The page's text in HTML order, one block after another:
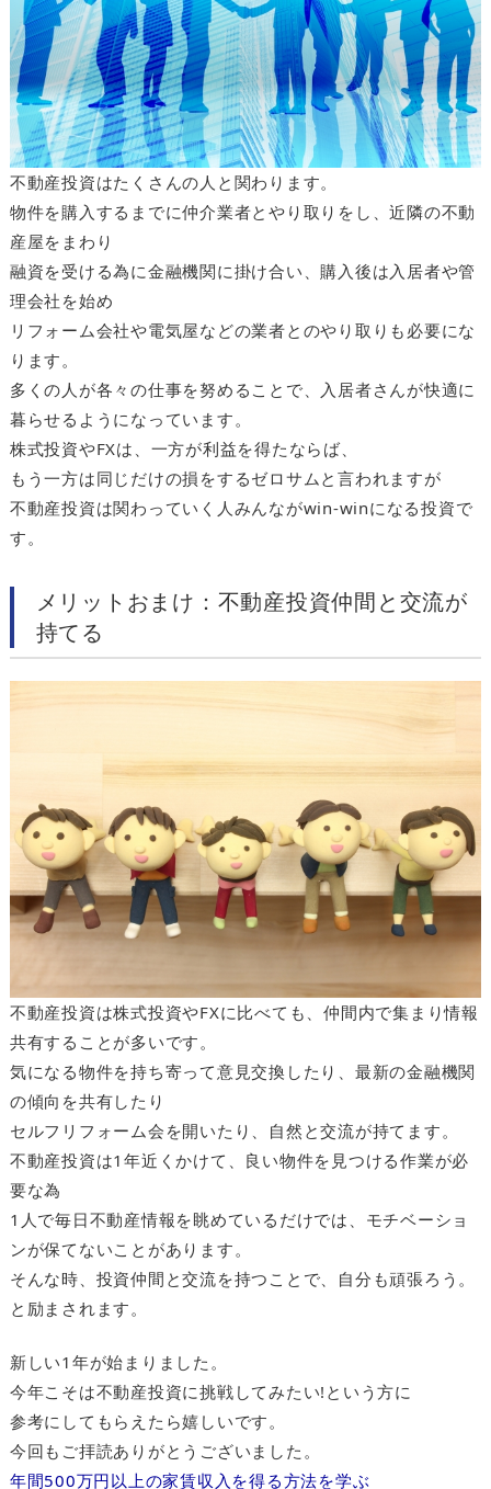
不動産投資はたくさんの人と関わります。
物件を購入するまでに仲介業者とやり取りをし、近隣の不動
産屋をまわり
融資を受ける為に金融機関に掛け合い、購入後は入居者や管
理会社を始め
リフォーム会社や電気屋などの業者とのやり取りも必要にな
ります。
多くの人が各々の仕事を努めることで、入居者さんが快適に
暮らせるようになっています。
株式投資やFXは、一方が利益を得たならば、
もう一方は同じだけの損をするゼロサムと言われますが
不動産投資は関わっていく人みんながwin-winになる投資で
す。
メリットおまけ：不動産投資仲間と交流が
持てる
不動産投資は株式投資やFXに比べても、仲間内で集まり情報
共有することが多いです。
気になる物件を持ち寄って意見交換したり、最新の金融機関
の傾向を共有したり
セルフリフォーム会を開いたり、自然と交流が持てます。
不動産投資は1年近くかけて、良い物件を見つける作業が必
要な為
1人で毎日不動産情報を眺めているだけでは、モチベーショ
ンが保てないことがあります。
そんな時、投資仲間と交流を持つことで、自分も頑張ろう。
と励まされます。
新しい1年が始まりました。
今年こそは不動産投資に挑戦してみたい!という方に
参考にしてもらえたら嬉しいです。
今回もご拝読ありがとうございました。
年間500万円以上の家賃収入を得る方法を学ぶ